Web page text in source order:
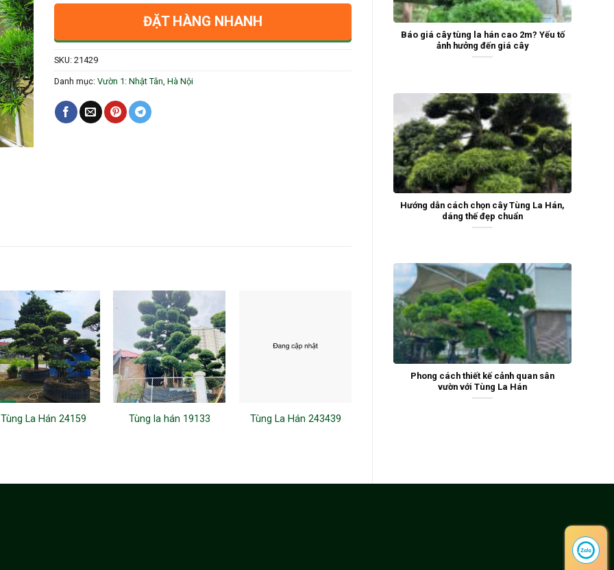
Báo giá cây tùng la hán cao 2m? Yếu tố
ảnh hưởng đến giá cây
Hướng dẫn cách chọn cây Tùng La Hán,
dáng thế đẹp chuẩn
Phong cách thiết kế cảnh quan sân
vườn với Tùng La Hán
ĐẶT HÀNG NHANH
SKU: 21429
Danh mục: Vườn 1: Nhật Tân, Hà Nội
Tùng La Hán 24159 Tùng la hán 19133 Tùng La Hán 243439